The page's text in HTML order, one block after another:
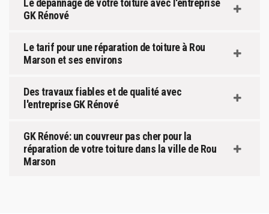
Le dépannage de votre toiture avec l'entreprise
GK Rénové
Le tarif pour une réparation de toiture à Rou
Marson et ses environs
Des travaux fiables et de qualité avec
l'entreprise GK Rénové
GK Rénové: un couvreur pas cher pour la
réparation de votre toiture dans la ville de Rou
Marson